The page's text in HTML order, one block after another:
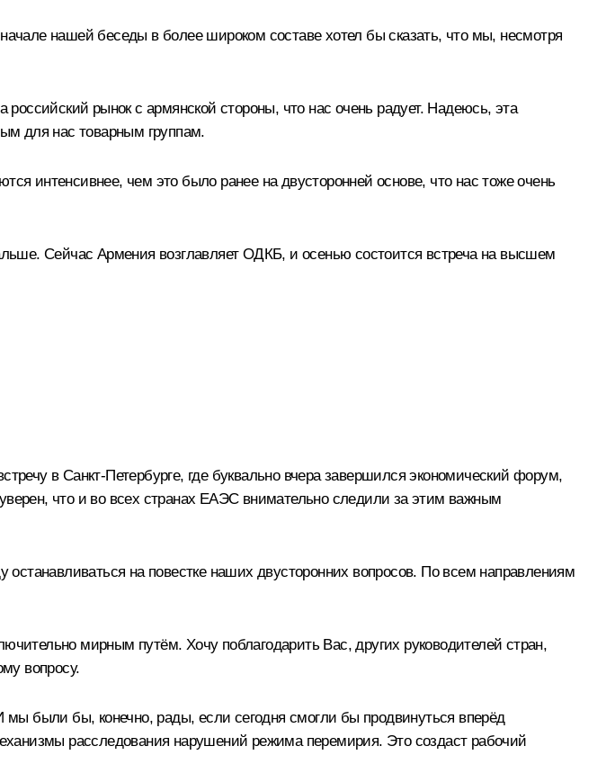
нашей беседы в более широком составе хотел бы сказать, что мы, несмотря
рынок с армянской стороны, что нас очень радует. Надеюсь, эта
для нас товарным группам.
интенсивнее, чем это было ранее на двусторонней основе, что нас тоже очень
Сейчас Армения возглавляет ОДКБ, и осенью состоится встреча на высшем
в Санкт-Петербурге, где буквально вчера завершился экономический форум,
что и во всех странах ЕАЭС внимательно следили за этим важным
на повестке наших двусторонних вопросов. По всем направлениям
мирным путём. Хочу поблагодарить Вас, других руководителей стран,
вопросу.
были бы, конечно, рады, если сегодня смогли бы продвинуться вперёд
расследования нарушений режима перемирия. Это создаст рабочий